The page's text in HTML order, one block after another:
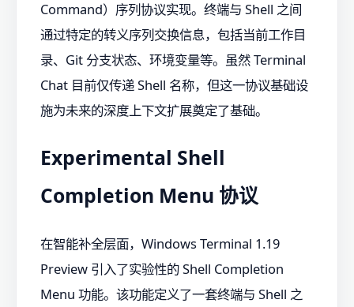
Command）序列协议实现。终端与 Shell 之间
通过特定的转义序列交换信息，包括当前工作目
录、Git 分支状态、环境变量等。虽然 Terminal
Chat 目前仅传递 Shell 名称，但这一协议基础设
施为未来的深度上下文扩展奠定了基础。
Experimental Shell
Completion Menu 协议
在智能补全层面，Windows Terminal 1.19
Preview 引入了实验性的 Shell Completion
Menu 功能。该功能定义了一套终端与 Shell 之